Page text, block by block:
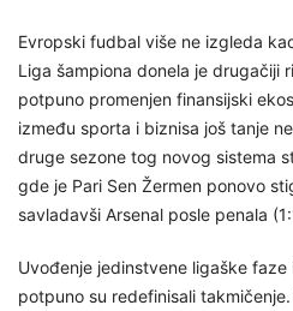
Evropski fudbal više ne izgleda
Liga šampiona donela je drugačiji
potpuno promenjen finansijski
između sporta i biznisa još tanje
druge sezone tog novog sistema
gde je Pari Sen Žermen ponovo
savladavši Arsenal posle penala
Uvođenje jedinstvene ligaške
potpuno su redefinisali